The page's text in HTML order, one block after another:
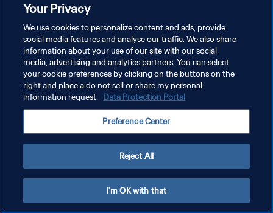
プライバシーポリシー
サービス利用規約
クッキー設定の管理
Your Privacy
We use cookies to personalize content and ads, provide
social media features and analyse our traffic. We also share
information about your use of our site with our social
media, advertising and analytics partners. You can select
your cookie preferences by clicking on the buttons on the
right and place a do not sell or share my personal
information request. Data Protection Portal
Preference Center
Reject All
I'm OK with that